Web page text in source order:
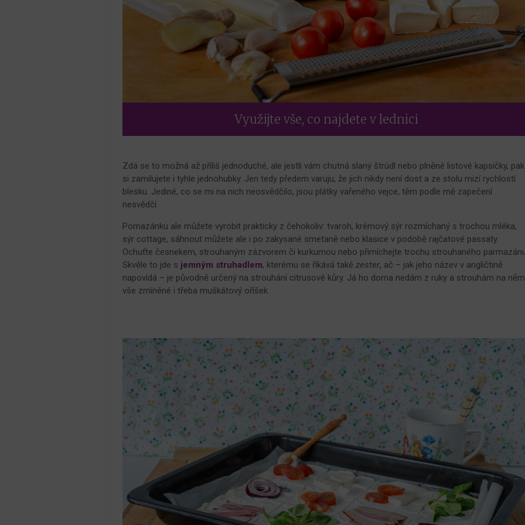
Využijte vše, co najdete v lednici
Zdá se to možná až příliš jednoduché, ale jestli vám chutná slaný štrúdl nebo plněné listové kapsičky, pak
si zamilujete i tyhle jednohubky. Jen tedy předem varuju, že jich nikdy není dost a ze stolu mizí rychlostí
blesku. Jediné, co se mi na nich neosvědčilo, jsou plátky vařeného vejce, těm podle mě zapečení
nesvědčí.
Pomazánku ale můžete vyrobit prakticky z čehokoliv: tvaroh, krémový sýr rozmíchaný s trochou mléka,
sýr cottage, sáhnout můžete ale i po zakysané smetaně nebo klasice v podobě rajčatové passaty.
Ochuťte česnekem, strouhaným zázvorem či kurkumou nebo přimíchejte trochu strouhaného
Skvěle to jde s jemným struhadlem, kterému se říkává takézester, ač – jak jeho název v angličtině
napovídá – je původně určený na strouhání citrusové kůry. Já ho doma nedám z ruky a strouhám na něm
vše zmíněné i třeba muškátový oříšek.